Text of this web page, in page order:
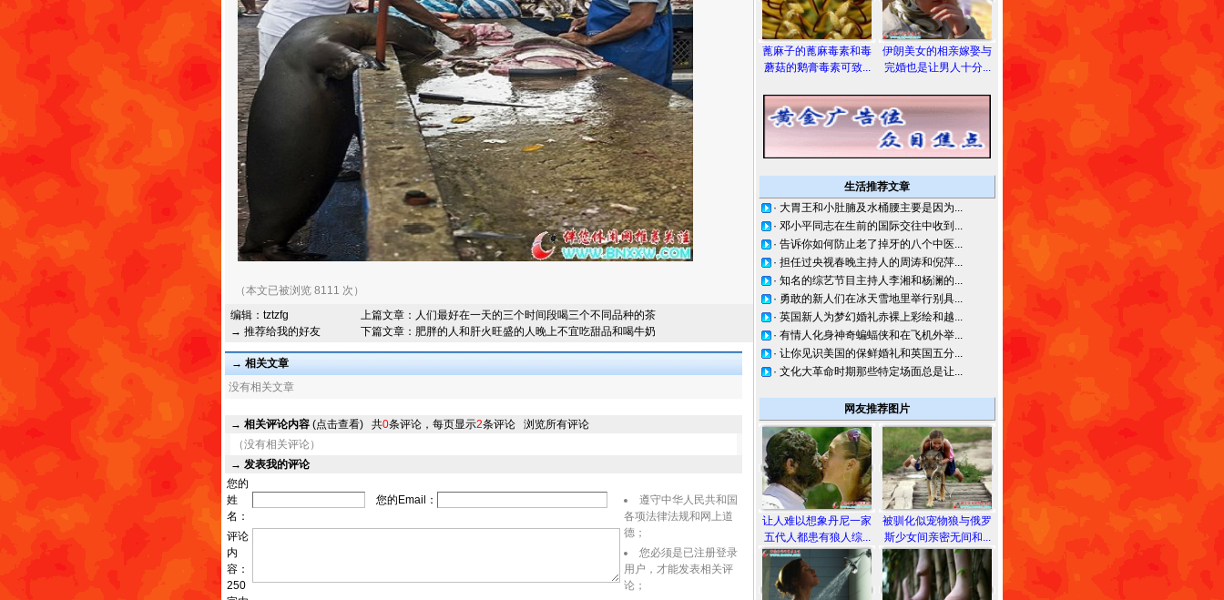
（本文已被浏览 8111 次）
编辑： tztzfg
→ 推荐给我的好友
上篇文章： 人们最好在一天的三个时间段喝三个不同品种的茶
下篇文章： 肥胖的人和肝火旺盛的人晚上不宜吃甜品和喝牛奶
→ 相关文章
没有相关文章
→ 相关评论内容 (点击查看) 共0条评论，每页显示2条评论 浏览所有评论
（没有相关评论）
→ 发表我的评论
您的
姓
名：
您的Email：
评论
内
容：
250
遵守中华人民共和国
各项法律法规和网上道
德；
您必须是已注册登录
用户，才能发表相关评
论；
蓖麻子的蓖麻毒素和毒
蘑菇的鹅膏毒素可致...
伊朗美女的相亲嫁娶与
完婚也是让男人十分...
生活推荐文章
· 大胃王和小肚腩及水桶腰主要是因为...
· 邓小平同志在生前的国际交往中收到...
· 告诉你如何防止老了掉牙的八个中医...
· 担任过央视春晚主持人的周涛和倪萍...
· 知名的综艺节目主持人李湘和杨澜的...
· 勇敢的新人们在冰天雪地里举行别具...
· 英国新人为梦幻婚礼赤裸上彩绘和越...
· 有情人化身神奇蝙蝠侠和在飞机外举...
· 让你见识美国的保鲜婚礼和英国五分...
· 文化大革命时期那些特定场面总是让...
网友推荐图片
让人难以想象丹尼一家
五代人都患有狼人综...
被驯化似宠物狼与俄罗
斯少女间亲密无间和...